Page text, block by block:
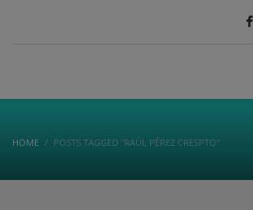
HOME POSTS TAGGED "RAÚL PÉREZ CRESPTO"